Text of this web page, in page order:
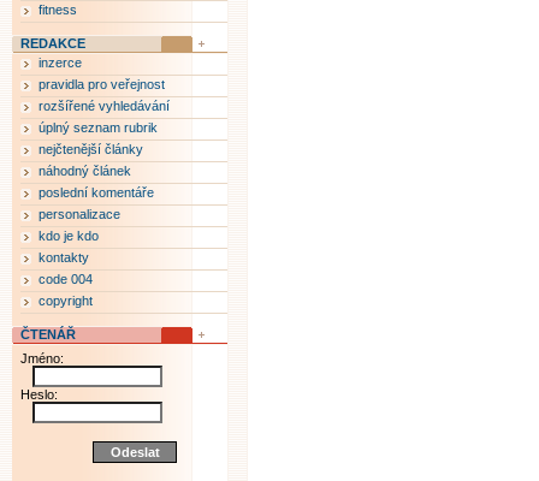
fitness
REDAKCE
inzerce
pravidla pro veřejnost
rozšířené vyhledávání
úplný seznam rubrik
nejčtenější články
náhodný článek
poslední komentáře
personalizace
kdo je kdo
kontakty
code 004
copyright
ČTENÁŘ
Jméno:
Heslo: